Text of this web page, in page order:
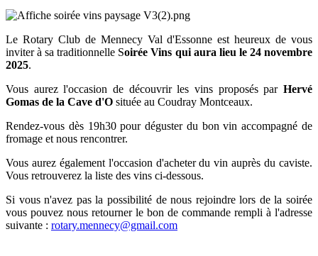
Le Rotary Club de Mennecy Val d'Essonne est heureux de vous
inviter à sa traditionnelle Soirée Vins qui aura lieu le 24 novembre
2025.
Vous aurez l'occasion de découvrir les vins proposés par Hervé
Gomas de la Cave d'O située au Coudray Montceaux.
Rendez-vous dès 19h30 pour déguster du bon vin accompagné de
fromage et nous rencontrer.
Vous aurez également l'occasion d'acheter du vin auprès du caviste.
Vous retrouverez la liste des vins ci-dessous.
Si vous n'avez pas la possibilité de nous rejoindre lors de la soirée
vous pouvez nous retourner le bon de commande rempli à l'adresse
suivante : rotary.mennecy@gmail.com